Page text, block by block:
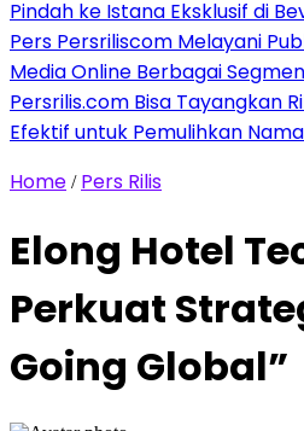
Pindah ke Istana Eksklusif di
Pers Persriliscom Melayani
Media Online Berbagai
Persrilis.com Bisa Tayangkan
Efektif untuk Pemulihkan
Home / Pers Rilis
Elong Hotel
Perkuat
Going Global”